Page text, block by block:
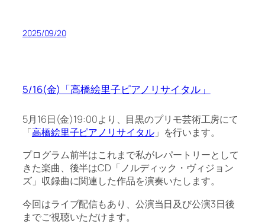
2025/09/20
5/16(金)「高橋絵里子ピアノリサイタル」
5月16日(金)19:00より、目黒のプリモ芸術工房にて
「高橋絵里子ピアノリサイタル」を行います。
プログラム前半はこれまで私がレパートリーとして
きた楽曲、後半はCD「ノルディック・ヴィジョン
ズ」収録曲に関連した作品を演奏いたします。
今回はライブ配信もあり、公演当日及び公演3日後
までご視聴いただけます。